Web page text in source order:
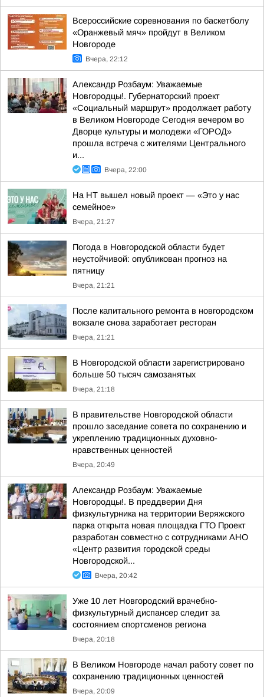
Всероссийские соревнования по баскетболу
«Оранжевый мяч» пройдут в Великом
Новгороде
Вчера, 22:12
Александр Розбаум: Уважаемые
Новгородцы!. Губернаторский проект
«Социальный маршрут» продолжает работу
в Великом Новгороде Сегодня вечером во
Дворце культуры и молодежи «ГОРОД»
прошла встреча с жителями Центрального
и...
Вчера, 22:00
На НТ вышел новый проект — «Это у нас
семейное»
Вчера, 21:27
Погода в Новгородской области будет
неустойчивой: опубликован прогноз на
пятницу
Вчера, 21:21
После капитального ремонта в новгородском
вокзале снова заработает ресторан
Вчера, 21:21
В Новгородской области зарегистрировано
больше 50 тысяч самозанятых
Вчера, 21:18
В правительстве Новгородской области
прошло заседание совета по сохранению и
укреплению традиционных духовно-
нравственных ценностей
Вчера, 20:49
Александр Розбаум: Уважаемые
Новгородцы!. В преддверии Дня
физкультурника на территории Веряжского
парка открыта новая площадка ГТО Проект
разработан совместно с сотрудниками АНО
«Центр развития городской среды
Новгородской...
Вчера, 20:42
Уже 10 лет Новгородский врачебно-
физкультурный диспансер следит за
состоянием спортсменов региона
Вчера, 20:18
В Великом Новгороде начал работу совет по
сохранению традиционных ценностей
Вчера, 20:09